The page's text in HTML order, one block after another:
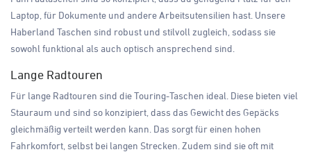
Laptop, für Dokumente und andere Arbeitsutensilien hast. Unsere
Haberland Taschen sind robust und stilvoll zugleich, sodass sie
sowohl funktional als auch optisch ansprechend sind.
Lange Radtouren
Für lange Radtouren sind die Touring-Taschen ideal. Diese bieten viel
Stauraum und sind so konzipiert, dass das Gewicht des Gepäcks
gleichmäßig verteilt werden kann. Das sorgt für einen hohen
Fahrkomfort, selbst bei langen Strecken. Zudem sind sie oft mit